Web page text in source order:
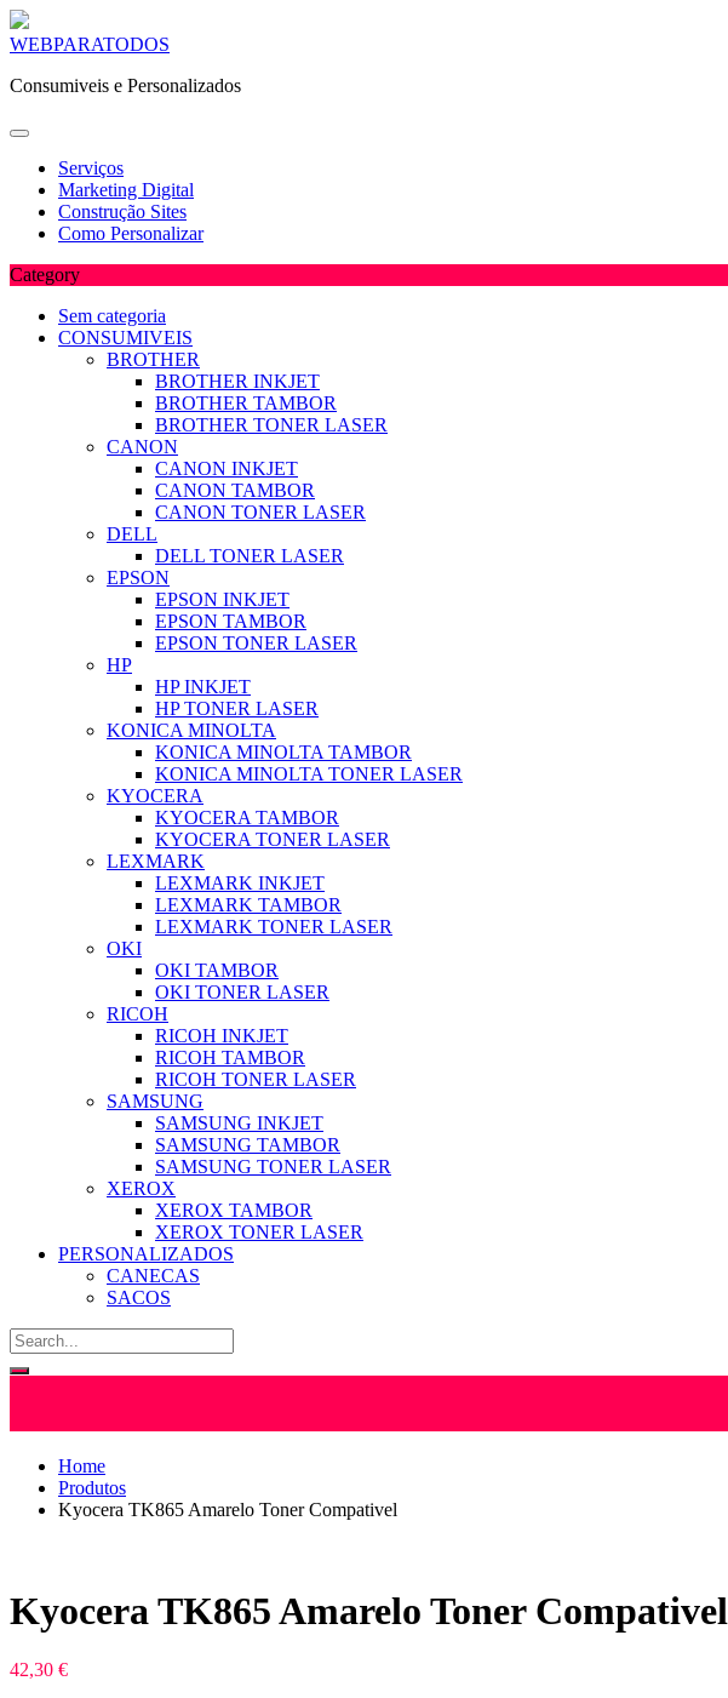
Skip
content
WEBPARATODOS
Consumiveis e Personalizados
Serviços
Marketing Digital
Construção Sites
Como Personalizar
Category
Sem categoria
CONSUMIVEIS
BROTHER
BROTHER INKJET
BROTHER TAMBOR
BROTHER TONER LASER
CANON
CANON INKJET
CANON TAMBOR
CANON TONER LASER
DELL
DELL TONER LASER
EPSON
EPSON INKJET
EPSON TAMBOR
EPSON TONER LASER
HP
HP INKJET
HP TONER LASER
KONICA MINOLTA
KONICA MINOLTA TAMBOR
KONICA MINOLTA TONER LASER
KYOCERA
KYOCERA TAMBOR
KYOCERA TONER LASER
LEXMARK
LEXMARK INKJET
LEXMARK TAMBOR
LEXMARK TONER LASER
OKI
OKI TAMBOR
OKI TONER LASER
RICOH
RICOH INKJET
RICOH TAMBOR
RICOH TONER LASER
SAMSUNG
SAMSUNG INKJET
SAMSUNG TAMBOR
SAMSUNG TONER LASER
XEROX
XEROX TAMBOR
XEROX TONER LASER
PERSONALIZADOS
CANECAS
SACOS
Home
Produtos
Kyocera TK865 Amarelo Toner Compativel
Kyocera TK865 Amarelo Toner Compativel
42,30 €